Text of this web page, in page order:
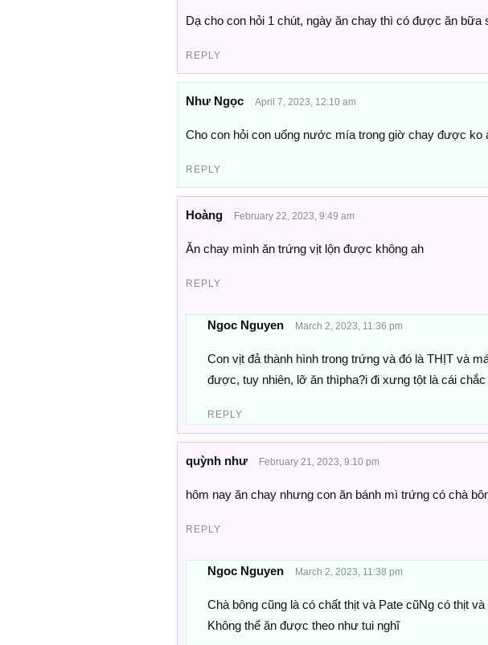
Dạ cho con hỏi 1 chút, ngày ăn chay thì có được ăn bữa
REPLY
Như Ngọc April 7, 2023, 12:10 am
Cho con hỏi con uống nước mía trong giờ chay được ko
REPLY
Hoàng February 22, 2023, 9:49 am
Ăn chay mình ăn trứng vịt lộn được không ah
REPLY
Ngoc Nguyen March 2, 2023, 11:36 pm
Con vịt đả thành hình trong trứng và đó là THỊT và
được, tuy nhiên, lỡ ăn thìpha?i đi xưng tột là cái chắc
REPLY
quỳnh như February 21, 2023, 9:10 pm
hôm nay ăn chay nhưng con ăn bánh mì trứng có chà
REPLY
Ngoc Nguyen March 2, 2023, 11:38 pm
Chà bông cũng là có chất thịt và Pate cũNg có thịt
Không thể ăn được theo như tui nghĩ